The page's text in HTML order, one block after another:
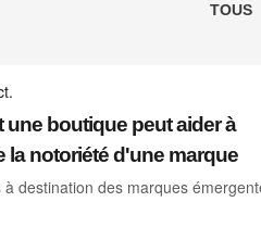
TOUS
une boutique peut aider à
la notoriété d'une marque
à destination des marques